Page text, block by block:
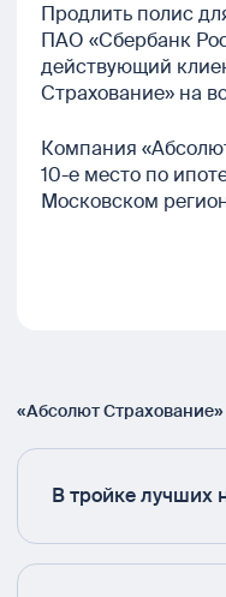
Продлить полис
ПАО «Сбербанк
действующий
Страхование» на
Компания
10-е место по
Московском
«Абсолют Страхование»
В тройке лучших